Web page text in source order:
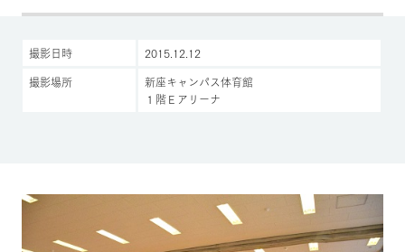
撮影日時
2015.12.12
撮影場所
新座キャンパス体育館
１階Ｅアリーナ